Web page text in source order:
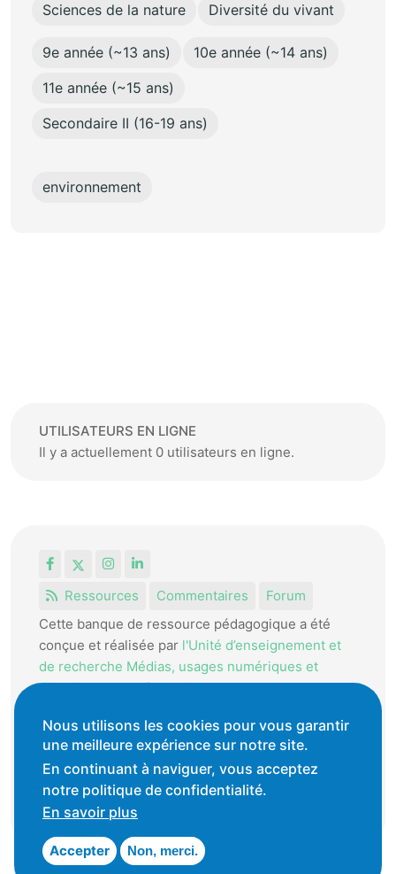
Sciences de la nature
Diversité du vivant
9e année (~13 ans)
10e année (~14 ans)
11e année (~15 ans)
Secondaire II (16-19 ans)
environnement
UTILISATEURS EN LIGNE
Il y a actuellement 0 utilisateurs en ligne.
FacebookInstagram
LinkedIn
Ressources
Commentaires
Forum
Cette banque de ressource pédagogique a été
conçue et réalisée par l'Unité d’enseignement et
de recherche Médias, usages numériques et
didactique de l’Informatique.
La HEP-VD met cet outil à disposition des
enseignantes et enseignants vaudois pour
favoriser l'échange de ressources pédagogiques.
Conditions générales d'utilisation
Nous utilisons les cookies pour vous garantir
une meilleure expérience sur notre site.
En continuant à naviguer, vous acceptez
notre politique de confidentialité.
En savoir plus
Accepter Non, merci.